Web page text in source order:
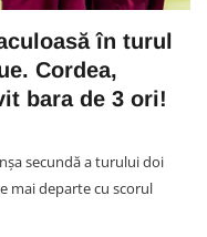
în turul
Cordea,
bara de 3 ori!
secundă a turului doi
mai departe cu scorul